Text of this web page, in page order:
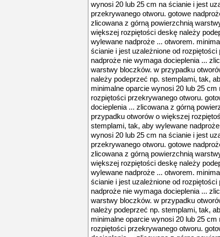
wynosi 20 lub 25 cm na ścianie i jest
przekrywanego otworu. gotowe
zlicowana z górną powierzchnią
większej rozpiętości deskę należy
wylewane nadproże ... otworem.
ścianie i jest uzależnione od
nadproże nie wymaga docieplenia ...
warstwy bloczków. w przypadku
należy podeprzeć np. stemplami, tak,
minimalne oparcie wynosi 20 lub 25
rozpiętości przekrywanego otworu.
docieplenia ... zlicowana z górną
przypadku otworów o większej
stemplami, tak, aby wylewane
wynosi 20 lub 25 cm na ścianie i jest
przekrywanego otworu. gotowe
zlicowana z górną powierzchnią
większej rozpiętości deskę należy
wylewane nadproże ... otworem.
ścianie i jest uzależnione od
nadproże nie wymaga docieplenia ...
warstwy bloczków. w przypadku
należy podeprzeć np. stemplami, tak,
minimalne oparcie wynosi 20 lub 25
rozpiętości przekrywanego otworu.